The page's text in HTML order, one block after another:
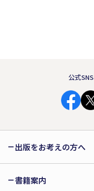
か。
公式SNS
出版をお考えの方へ
書籍案内